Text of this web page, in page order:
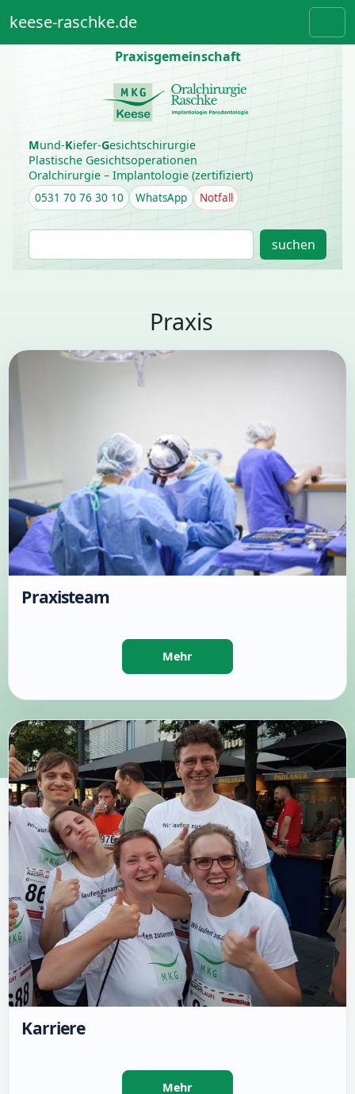
keese-raschke.de
Praxisgemeinschaft
Mund-Kiefer-Gesichtschirurgie
Plastische Gesichtsoperationen
Oralchirurgie – Implantologie (zertifiziert)
0531 70 76 30 10 WhatsApp Notfall
S
u
c
suchen
Praxis
Praxisteam
Karriere